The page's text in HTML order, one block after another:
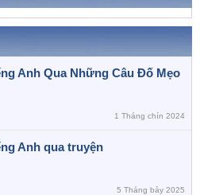
Anh Qua Những Câu Đố Mẹo
1 Tháng chín 2024
Anh qua truyện
5 Tháng bảy 2025